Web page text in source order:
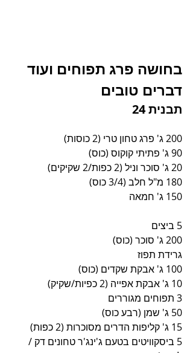
בחושה פרג תפוחים ועוד
דברים טובים
תבנית 24
200 ג' פרג טחון טרי (2 כוסות)
90 ג' פתיתי קוקוס (כוס)
20 ג' סוכר וניל (2 כפות/2 שקיקים)
180 מ"ל חלב (3/4 כוס)
150 ג' חמאה
5 ביצים
200 ג' סוכר (כוס)
גרידת תפוז
100 ג' אבקת שקדים (כוס)
10 ג' אבקת אפייה (2 כפיות/שקיק)
3 תפוחים מגוררים
50 ג' שמן (רבע כוס)
15 ג' קליפות הדרים מסוכרות (2 כפות)
5 ביסקוויטים בטעם ג'ינג'ר טחונים דק /